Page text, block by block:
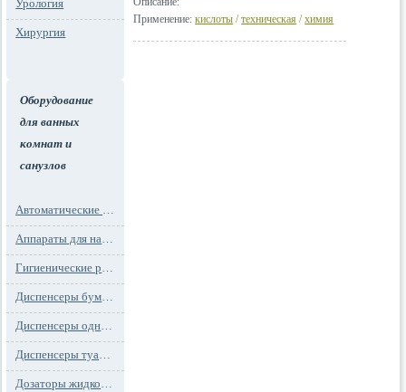
Урология
Хирургия
Оборудование
для ванных
комнат и
санузлов
Автоматические освежители воздуха
Аппараты для надевания бахил
Гигиенические расходные материалы
Диспенсеры бумажных полотенец
Диспенсеры одноразовых сидений на унитаз
Диспенсеры туалетной бумаги
Дозаторы жидкого мыла
Применение: кислоты /техническая /химия